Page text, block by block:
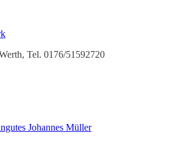
Tel. 0176/51592720
Johannes Müller